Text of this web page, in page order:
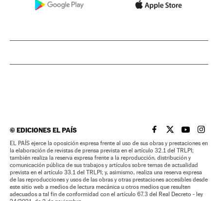
©EDICIONES EL PAÍS EL PAÍS BRASIL EN
EL PAÍSEL PAÍS
EL
EL PAÍS ejerce la oposición expresa frente al uso de sus obras y prestaciones en
la elaboración de revistas de prensa prevista en el artículo 32.1 del TRLPI;
también realiza la reserva expresa frente a la reproducción, distribución y
comunicación pública de sus trabajos y artículos sobre temas de actualidad
prevista en el artículo 33.1 del TRLPI; y, asimismo, realiza una reserva expresa
de las reproducciones y usos de las obras y otras prestaciones accesibles desde
este sitio web a medios de lectura mecánica u otros medios que resulten
adecuados a tal fin de conformidad con el artículo 67.3 del Real Decreto - ley